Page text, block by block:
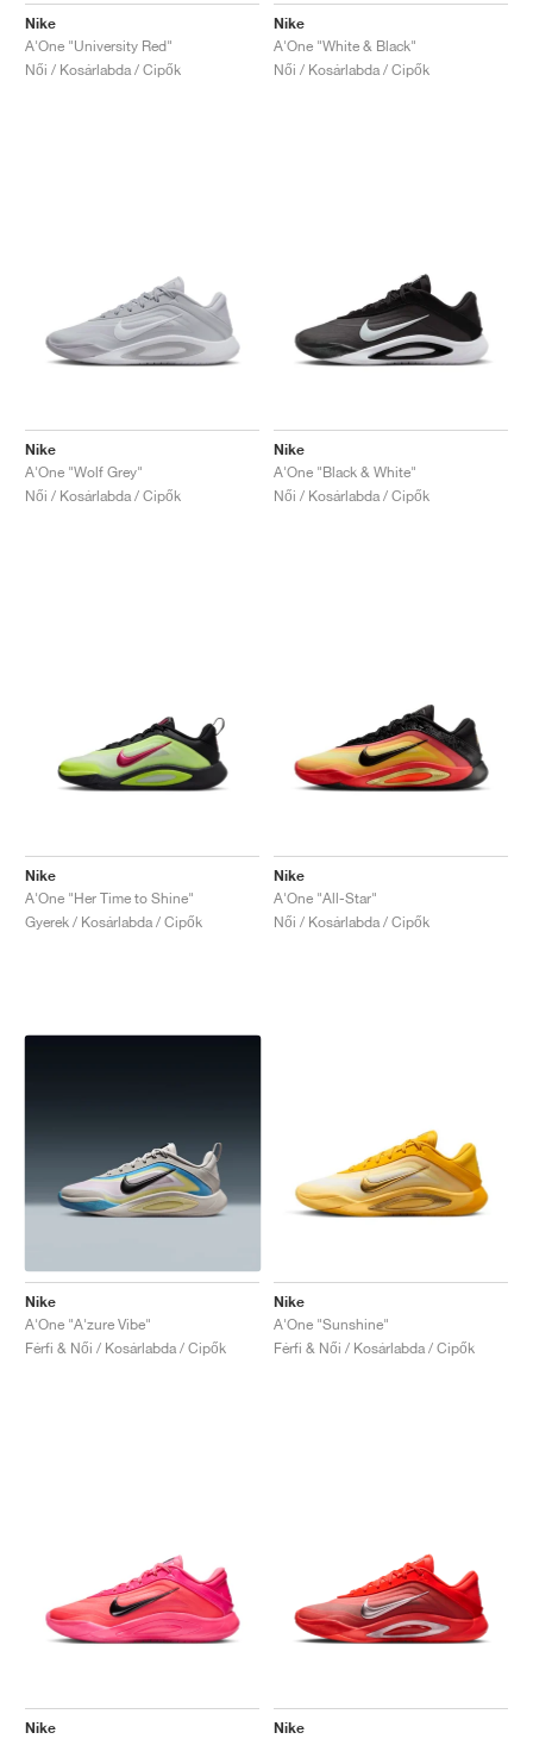
Nike
A'One "University Red"
Női / Kosárlabda / Cipők
Nike
A'One "White & Black"
Női / Kosárlabda / Cipők
Nike
A'One "Wolf Grey"
Női / Kosárlabda / Cipők
Nike
A'One "Black & White"
Női / Kosárlabda / Cipők
Nike
A'One "Her Time to Shine"
Gyerek / Kosárlabda / Cipők
Nike
A'One "All-Star"
Női / Kosárlabda / Cipők
Nike
A'One "A'zure Vibe"
Férfi & Női / Kosárlabda / Cipők
Nike
A'One "Sunshine"
Férfi & Női / Kosárlabda / Cipők
Nike
Nike